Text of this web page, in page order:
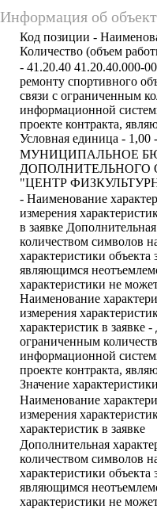
Информация об
Код позиции -
Количество (объем
- 41.20.40 41.20.40.000-
ремонту спортивного
связи с ограниченным
информационной
проекте контракта,
Условная единица - 1,00
МУНИЦИПАЛЬНОЕ
ДОПОЛНИТЕЛЬНОГО
"ЦЕНТР
- Наименование
измерения
в заявке
количеством символов
характеристики объекта
являющимся
характеристики не
Наименование
измерения
характеристик в заявке
ограниченным
информационной
проекте контракта,
Значение
Наименование
измерения
характеристик в заявке
Дополнительная
количеством символов
характеристики объекта
являющимся
характеристики не